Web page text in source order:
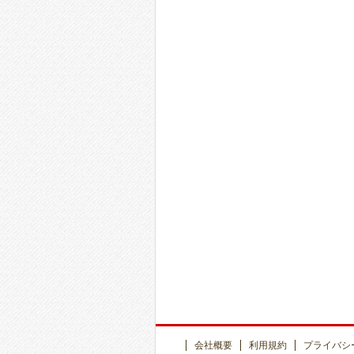
会社概要 利用規約 プライバシ